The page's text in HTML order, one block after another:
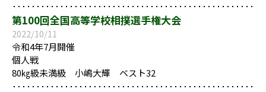
第100回全国高等学校相撲選手権大会
2022/10/11
令和4年7月開催
個人戦
80㎏級未満級 小嶋大輝 ベスト32